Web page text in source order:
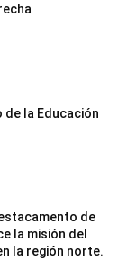
de la Educación
de
la misión del
la región norte.